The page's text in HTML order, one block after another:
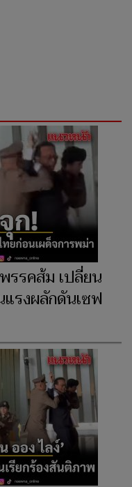
รรคส้ม เปลี่ยน
แรงผลักดันเซฟ